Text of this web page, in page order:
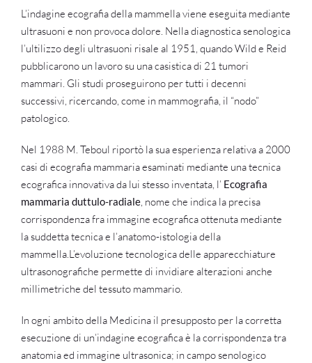
L’indagine ecografia della mammella viene eseguita mediante
ultrasuoni e non provoca dolore. Nella diagnostica senologica
l’ultilizzo degli ultrasuoni risale al 1951, quando Wild e Reid
pubblicarono un lavoro su una casistica di 21 tumori
mammari. Gli studi proseguirono per tutti i decenni
successivi, ricercando, come in mammografia, il “nodo”
patologico.
Nel 1988 M. Teboul riportò la sua esperienza relativa a 2000
casi di ecografia mammaria esaminati mediante una tecnica
ecografica innovativa da lui stesso inventata, l’ Ecografia
mammaria duttulo-radiale, nome che indica la precisa
corrispondenza fra immagine ecografica ottenuta mediante
la suddetta tecnica e l’anatomo-istologia della
mammella.L’evoluzione tecnologica delle apparecchiature
ultrasonografiche permette di invidiare alterazioni anche
millimetriche del tessuto mammario.
In ogni ambito della Medicina il presupposto per la corretta
esecuzione di un’indagine ecografica è la corrispondenza tra
anatomia ed immagine ultrasonica; in campo senologico